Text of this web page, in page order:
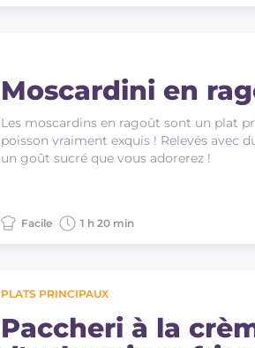
Moscardini en
Les moscardins en ragoût sont un plat
poisson vraiment exquis ! Relevés avec
un goût sucré que vous adorerez !
Facile 1 h 20 min
PLATS PRINCIPAUX
Paccheri à la